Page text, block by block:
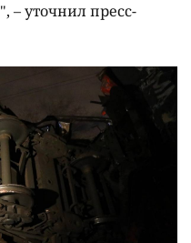
– уточнил пресс-